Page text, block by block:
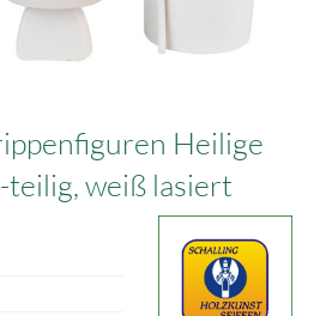
Heilige
teilig, weiß lasiert